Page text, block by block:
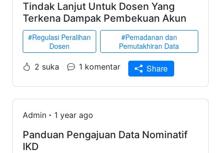
Tindak Lanjut Untuk Dosen Yang
Terkena Dampak Pembekuan Akun
#Regulasi Peralihan
Dosen
#Pemadanan dan
Pemutakhiran Data
2 suka 1 komentar Share
Admin 1 year ago
Panduan Pengajuan Data Nominatif
IKD